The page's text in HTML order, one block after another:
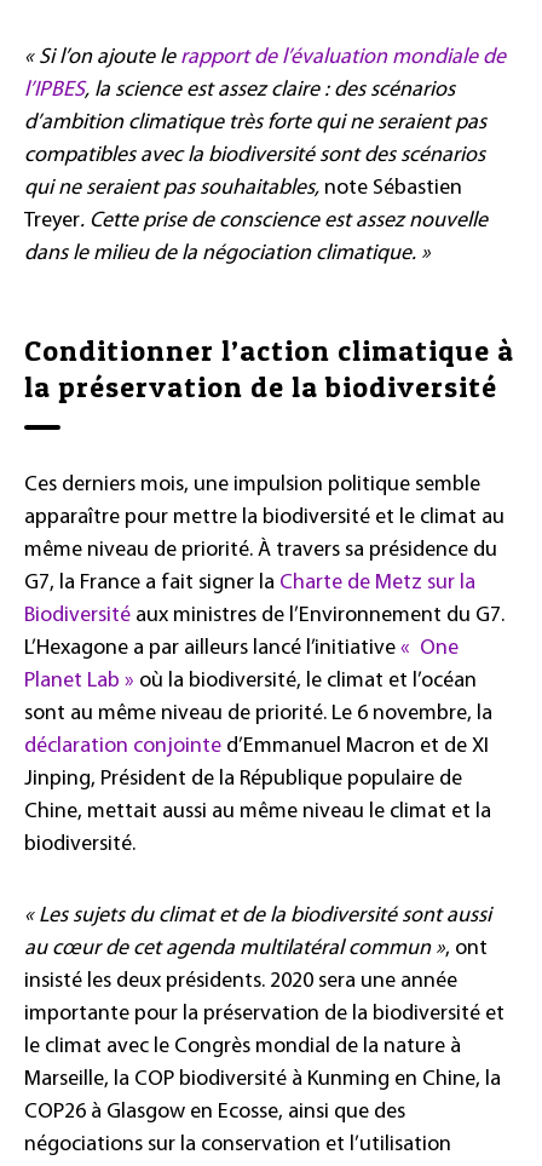
« Si l’on ajoute le rapport de l’évaluation mondiale de
l’IPBES, la science est assez claire : des scénarios
d’ambition climatique très forte qui ne seraient pas
compatibles avec la biodiversité sont des scénarios
qui ne seraient pas souhaitables, note Sébastien
Treyer. Cette prise de conscience est assez nouvelle
dans le milieu de la négociation climatique. »
Conditionner l’action climatique à
la préservation de la biodiversité
Ces derniers mois, une impulsion politique semble
apparaître pour mettre la biodiversité et le climat au
même niveau de priorité. À travers sa présidence du
G7, la France a fait signer la Charte de Metz sur la
Biodiversité aux ministres de l’Environnement du G7.
L’Hexagone a par ailleurs lancé l’initiative « One
Planet Lab » où la biodiversité, le climat et l’océan
sont au même niveau de priorité. Le 6 novembre, la
déclaration conjointe d’Emmanuel Macron et de XI
Jinping, Président de la République populaire de
Chine, mettait aussi au même niveau le climat et la
biodiversité.
« Les sujets du climat et de la biodiversité sont aussi
au cœur de cet agenda multilatéral commun », ont
insisté les deux présidents. 2020 sera une année
importante pour la préservation de la biodiversité et
le climat avec le Congrès mondial de la nature à
Marseille, la COP biodiversité à Kunming en Chine, la
COP26 à Glasgow en Ecosse, ainsi que des
négociations sur la conservation et l’utilisation